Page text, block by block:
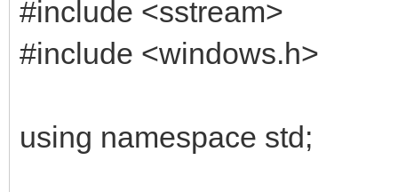
#include <sstream>
#include <windows.h>
using namespace std;